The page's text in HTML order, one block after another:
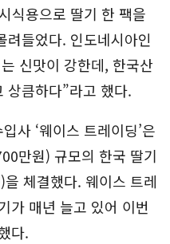
식용으로 딸기 한 팩을
들었다. 인도네시아인
신맛이 강한데, 한국산
상큼하다”라고 했다.
사 ‘웨이스 트레이딩’은
만원) 규모의 한국 딸기
을 체결했다. 웨이스 트레
가 매년 늘고 있어 이번
다.